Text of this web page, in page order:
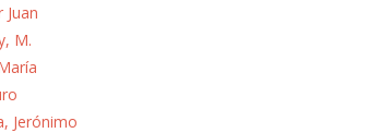
Juan
M.
Jerónimo